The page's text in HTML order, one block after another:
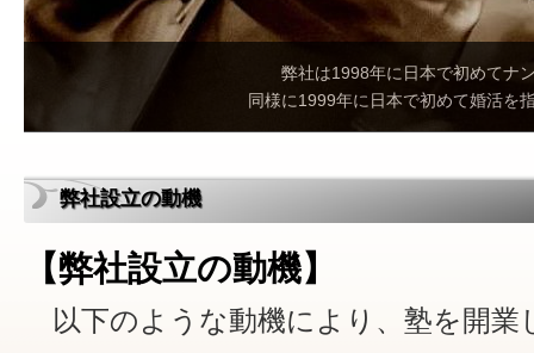
弊社は1998年に日本で初めてナ
同様に1999年に日本で初めて婚活を
弊社設立の動機
【弊社設立の動機】
以下のような動機により、塾を開業